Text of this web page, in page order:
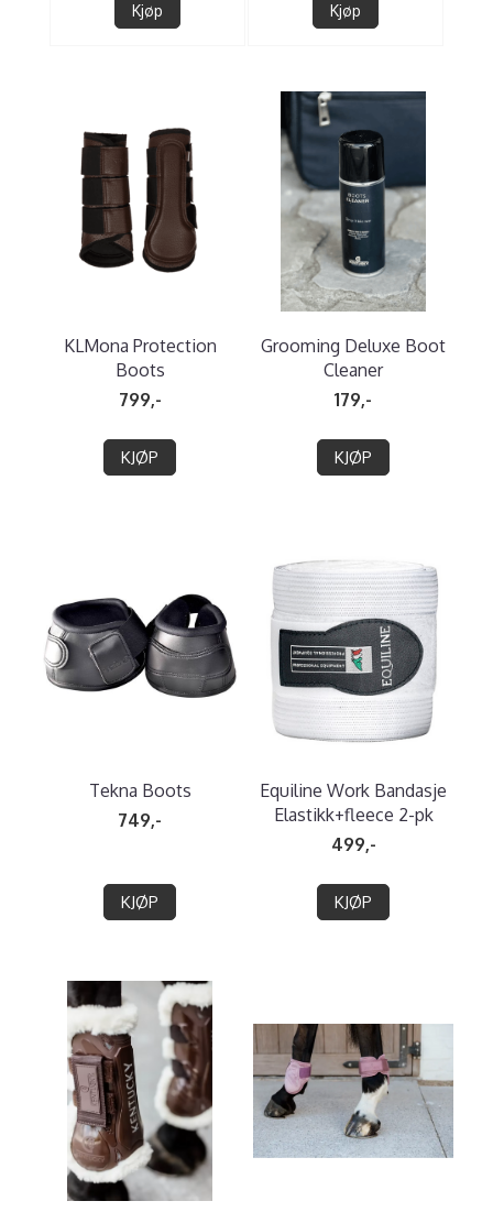
Kjøp Kjøp
KLMona Protection
Boots
799,-
KJØP
Grooming Deluxe Boot
Cleaner
179,-
KJØP
Tekna Boots
749,-
KJØP
Equiline Work Bandasje
Elastikk+fleece 2-pk
499,-
KJØP